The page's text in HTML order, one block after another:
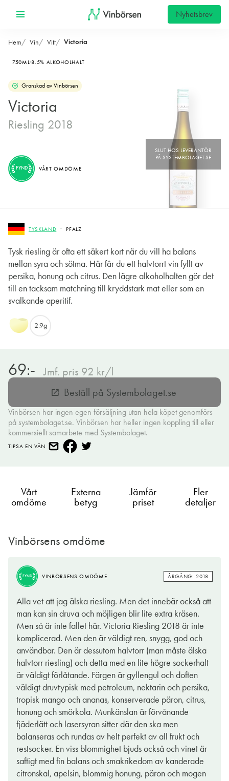
Nyhetsbrev
Hem Vin Vitt Victoria
750ML 8.5% ALKOHOLHALT
Granskad av Vinbörsen
Victoria
Riesling 2018
TYSKLAND PFALZ
Tysk riesling är ofta ett säkert kort när du vill ha balans
mellan syra och sötma. Här får du ett halvtorrt vin fyllt av
persika, honung och citrus. Den lägre alkoholhalten gör det
till en tacksam matchning till kryddstark mat eller som en
svalkande aperitif.
FYND VÅRT OMDÖME
2.9g
69:- Jmf. pris 92 kr/l
open_in_new Beställ på Systembolaget.se
Vinbörsen har ingen egen försäljning utan hela köpet genomförs
på systembolaget.se. Vinbörsen har heller ingen koppling till eller
kommersiellt samarbete med Systembolaget.
TIPSA EN VÄN
Vårt
omdöme
Externa
betyg
Jämför
priset
Fler
detaljer
Vinbörsens omdöme
FYND VINBÖRSENS OMDÖME ÅRGÅNG: 2018
Alla vet att jag älska riesling. Men det innebär också att
man kan sin druva och möjligen blir lite extra kräsen.
Men så är inte fallet här. Victoria Riesling 2018 är inte
komplicerad. Men den är väldigt ren, snygg, god och
användbar. Den är dessutom halvtorr (man måste älska
halvtorr riesling) och detta med en lite högre sockerhalt
är väldigt förlåtande. Färgen är gyllengul och doften
väldigt druvtypisk med petroleum, nektarin och persika,
tropisk mango och ananas, konserverade päron, citrus,
honung och smörkola. Munkänslan är förvånande
fjäderlätt och lasersyran sitter där den ska men
balanseras och rundas av helt perfekt av all frukt och
restsocker. En viss blommighet bjuds också och vinet är
saftigt med fin balans och smakrikedom av kanderade
citronskal, apelsin, blommig honung, päron och mogen
BRA
KÖP
VINBÖRSENS OMDÖME
så uppfriskande. Ursprunget är Pfalz som är en region beläget i
sydvästra Tyskland. Här görs det mycket vin främst på druvan
riesling. och i Victoria hittar vi smaker och dofter som
kännetecknar den gröna druvan såsom inslag av persika,
ananas, päron, nyslungad honung, citroner och petroleum.
Upplyftande är att alkoholhalten är lägre än 10% och
förvånande är att prislappen är ynka dryga 50-lappen.
Victoria passar som hand I handske till lite kryddigare
maträtter, varför inte en soppa av typen ramen där kryddan
kommer antingen direkt från nudlarna eller från tillsatt chili.
Sötman i vinet dämpar hettan i soppan och smakerna omfamnar
varandra. Givetvis funkar vinet även till andra kryddheta
anrättningar där tankarna främst förs till de olika asiatiska
köken såsom det kinesiska, indiska, vietnamesiska eller